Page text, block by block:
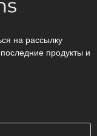
на рассылку
продукты и